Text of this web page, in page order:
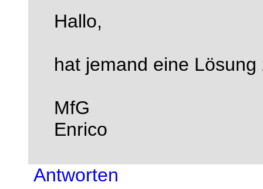
Hallo,
hat jemand eine
MfG
Enrico
Antworten